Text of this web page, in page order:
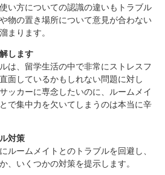
い方についての認識の違いもトラブル
物の置き場所について意見が合わない
まります。
します
は、留学生活の中で非常にストレスフ
面しているかもしれない問題に対し
ッカーに専念したいのに、ルームメイ
で集中力を欠いてしまうのは本当に辛
対策
ルームメイトとのトラブルを回避し、
、いくつかの対策を提示します。
留学におけるルームメイトとの
ブルが起こる理由
い